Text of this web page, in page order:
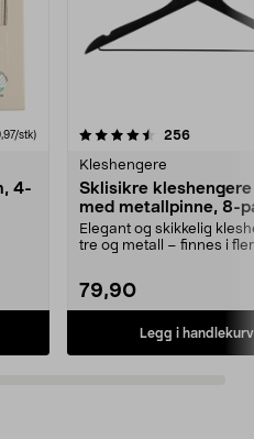
stk)
4-
256
Kleshengere
Sklisikre
med metallpinne, 8-
Elegant og skikkelig
tre og metall – finnes i
79,90
Legg i handlekurv
4.5av 5 stjerner